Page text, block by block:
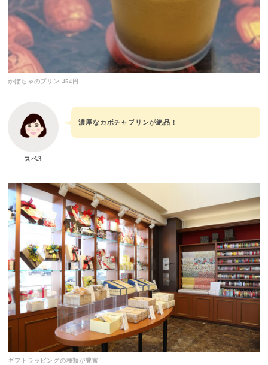
かぼちゃのプリン 454円
スペ3
濃厚なカボチャプリンが絶品！
ギフトラッピングの種類が豊富